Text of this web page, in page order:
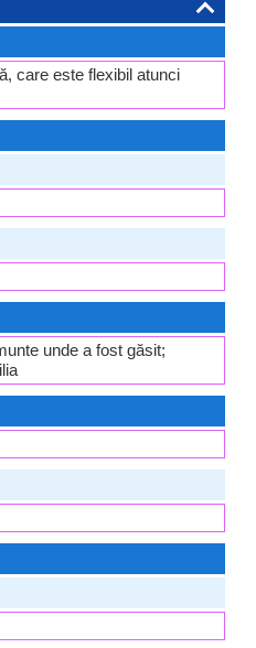
care este flexibil atunci
unde a fost găsit;